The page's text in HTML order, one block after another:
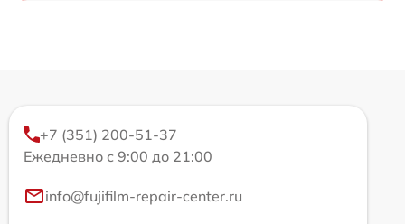
+7 (351) 200-51-37
Ежедневно с 9:00 до 21:00
info@fujifilm-repair-center.ru